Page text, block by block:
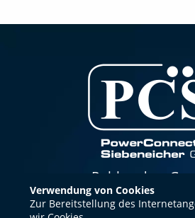
Rahlstedter
22143
Verwendung von Cookies
Zur Bereitstellung des